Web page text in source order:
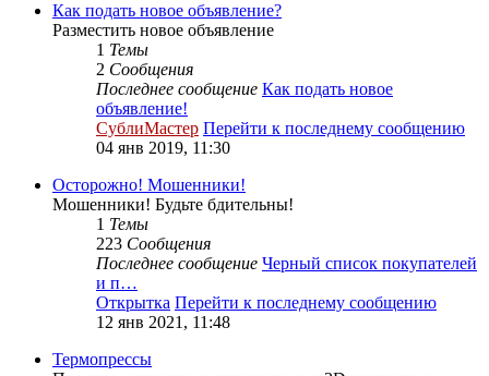
Как подать новое объявление?
Разместить новое объявление
1 Темы
2 Сообщения
Последнее сообщение Как подать новое
объявление!
СублиМастер Перейти к последнему сообщению
04 янв 2019, 11:30
Осторожно! Мошенники!
Мошенники! Будьте бдительны!
1 Темы
223 Сообщения
Последнее сообщение Черный список покупателей
и п…
Открытка Перейти к последнему сообщению
12 янв 2021, 11:48
Термопрессы